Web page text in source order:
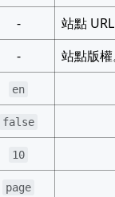
-
站點 URL
- 站點版權
en
false
10
page